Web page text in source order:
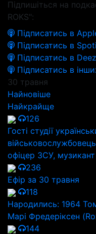
Підпишіться на
ROKS":
Підписатись в
Підписатись в
Підписатись в
Підписатись в
30 травня
Найновіше
Найкрайще
126
Гості студії
офіцер ЗСУ,
236
Ефір за 30 травня
118
Народились: 1964
Марі Фредеріксен
144